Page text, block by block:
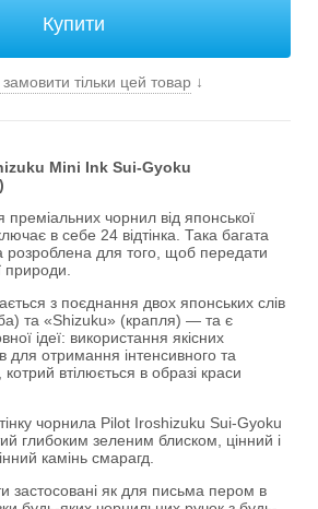
тільки цей товар↓
Mini Ink Sui-Gyoku
чорнил від японської
в себе 24 відтінка. Така багата
розроблена для того, щоб передати
природи.
з поєднання двох японських слів
та «Shizuku» (крапля) — та є
ідеї: використання якісних
для отримання інтенсивного та
втілюється в образі краси
чорнила Pilot Iroshizuku Sui-Gyoku
глибоким зеленим блиском, цінний і
камінь смарагд.
застосовані як для письма пером в